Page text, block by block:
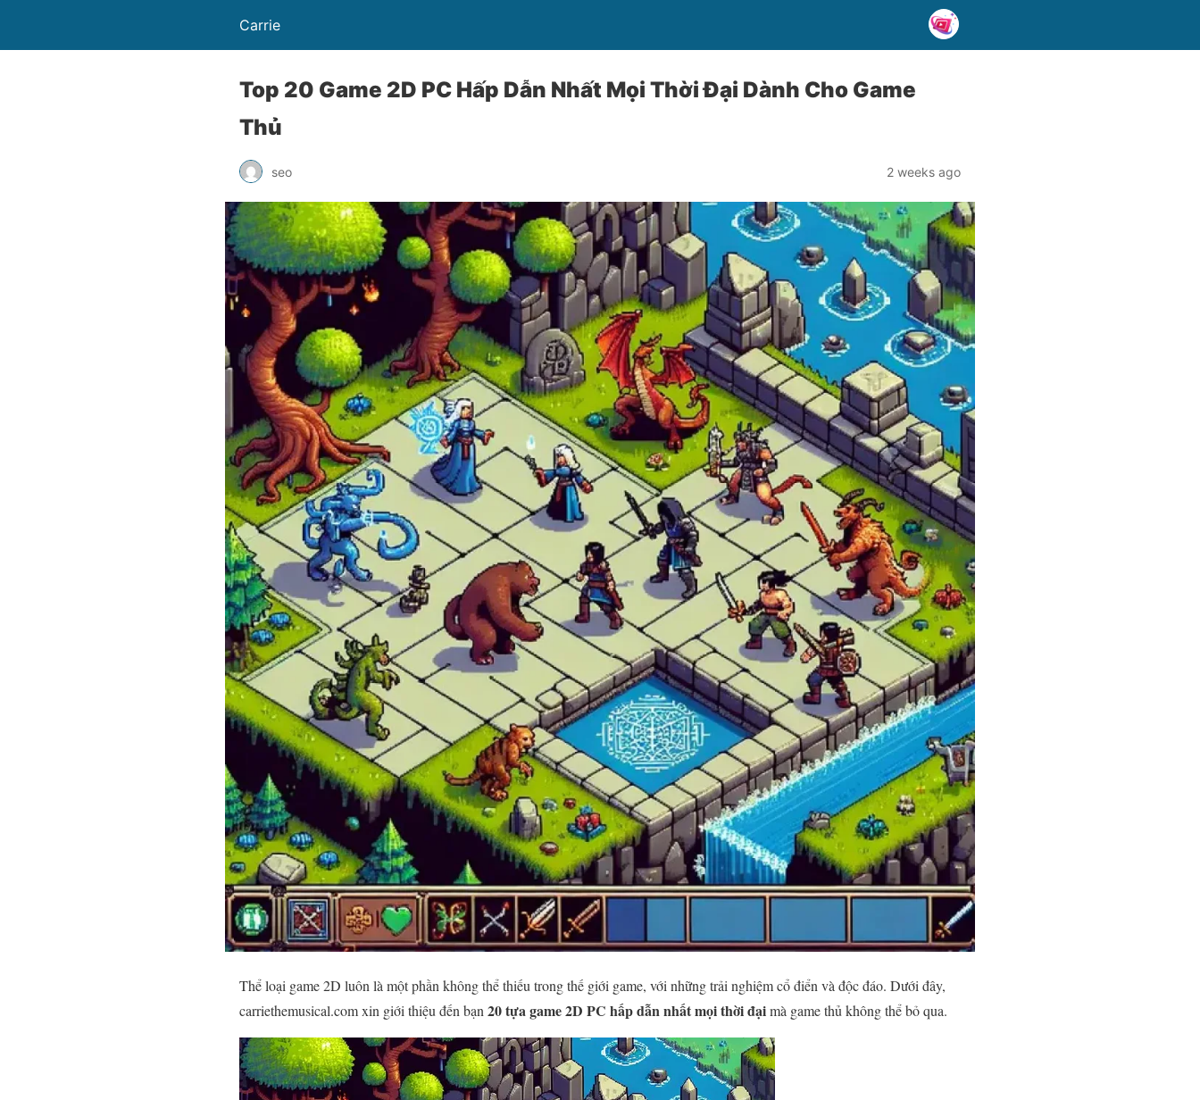
Carrie
Top 20 Game 2D PC Hấp Dẫn Nhất Mọi Thời Đại Dành Cho Game
Thủ
seo 2 weeks ago
Thể loại game 2D luôn là một phần không thể thiếu trong thế giới game, với những trải nghiệm cổ điển và độc đáo. Dưới đây,
carriethemusical.com xin giới thiệu đến bạn 20 tựa game 2D PC hấp dẫn nhất mọi thời đạimà game thủ không thể bỏ qua.